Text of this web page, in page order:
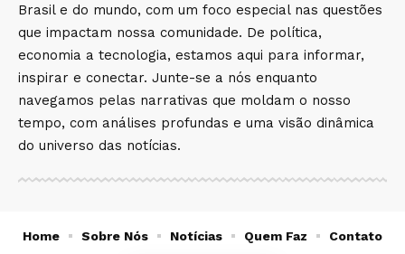
Brasil e do mundo, com um foco especial nas questões
que impactam nossa comunidade. De política,
economia a tecnologia, estamos aqui para informar,
inspirar e conectar. Junte-se a nós enquanto
navegamos pelas narrativas que moldam o nosso
tempo, com análises profundas e uma visão dinâmica
do universo das notícias.
Home Sobre Nós Notícias Quem Faz Contato